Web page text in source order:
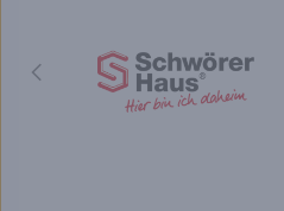
Vorheriger